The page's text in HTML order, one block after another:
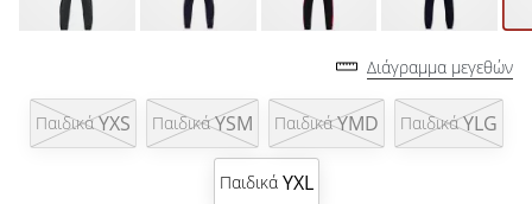
Εμφάνιση
Διάγραμμα μεγεθών
Παιδικά YXS Παιδικά YSM Παιδικά YMD Παιδικά YLG
Παιδικά YXL